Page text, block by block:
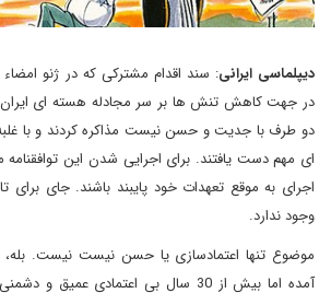
دیپلماسی ایرانی: سند اقدام مشترکی که در ژنو
در جهت کاهش تنش ها بر سر مجادله هسته ای ایران
دو طرف با جدیت و حسن نیست مذاکره کردند و با غلبه
ای مهم دست یافتند. برای اجرایی شدن این توافقنامه
اجرای به موقع تعهدات خود پایبند باشند. جای برای
وجود ندارد.
موضوع تنها اعتمادسازی یا حسن نیست نیست.
آمده اما بیش از 30 سال بی اعتمادی